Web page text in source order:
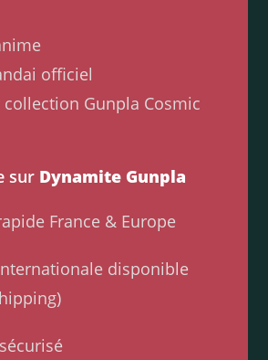
officiel
Gunpla Cosmic
sur Dynamite Gunpla
France & Europe
disponible